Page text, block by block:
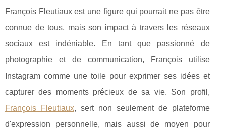
François Fleutiaux est une figure qui pourrait ne pas être
connue de tous, mais son impact à travers les réseaux
sociaux est indéniable. En tant que passionné de
photographie et de communication, François utilise
Instagram comme une toile pour exprimer ses idées et
capturer des moments précieux de sa vie. Son profil,
François Fleutiaux, sert non seulement de plateforme
d'expression personnelle, mais aussi de moyen pour